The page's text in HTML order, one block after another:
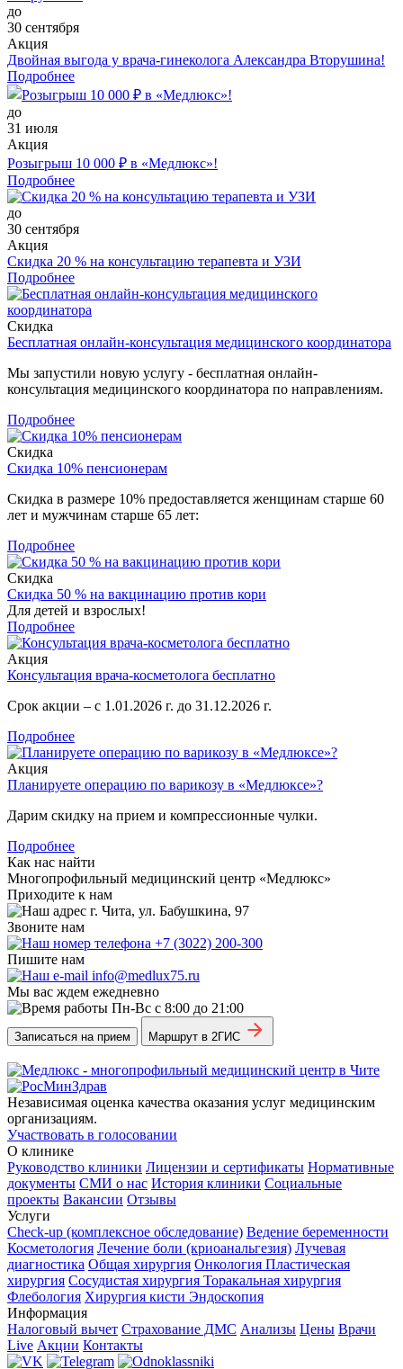
до
30 сентября
Акция
Двойная выгода у врача‑гинеколога Александра Вторушина!
Подробнее
до
31 июля
Акция
Розыгрыш 10 000 ₽ в «Медлюкс»!
Подробнее
до
30 сентября
Акция
Скидка 20 % на консультацию терапевта и УЗИ
Подробнее
Скидка
Бесплатная онлайн-консультация медицинского координатора
Мы запустили новую услугу - бесплатная онлайн-
консультация медицинского координатора по направлениям.
Подробнее
Скидка
Скидка 10% пенсионерам
Скидка в размере 10% предоставляется женщинам старше 60
лет и мужчинам старше 65 лет:
Подробнее
Скидка
Скидка 50 % на вакцинацию против кори
Для детей и взрослых!
Подробнее
Акция
Консультация врача-косметолога бесплатно
Срок акции – с 1.01.2026 г. до 31.12.2026 г.
Подробнее
Акция
Планируете операцию по варикозу в «Медлюксе»?
Дарим скидку на прием и компрессионные чулки.
Подробнее
Как нас найти
Многопрофильный медицинский центр «Медлюкс»
Приходите к нам
г. Чита, ул. Бабушкина, 97
Звоните нам
+7 (3022) 200-300
Пишите нам
info@medlux75.ru
Мы вас ждем ежедневно
Пн-Вс с 8:00 до 21:00
Записаться на прием Маршрут в 2ГИС
Независимая оценка качества оказания услуг медицинским
организациям.
Участвовать в голосовании
О клинике
Руководство клиники Лицензии и сертификаты Нормативные
документы СМИ о нас История клиники Социальные
проекты Вакансии Отзывы
Услуги
Check-up (комплексное обследование) Ведение беременности
Косметология Лечение боли (криоанальгезия) Лучевая
диагностика Общая хирургия Онкология Пластическая
хирургия Сосудистая хирургия Торакальная хирургия
Флебология Хирургия кисти Эндоскопия
Информация
Налоговый вычет Страхование ДМС Анализы Цены Врачи
Live Акции Контакты